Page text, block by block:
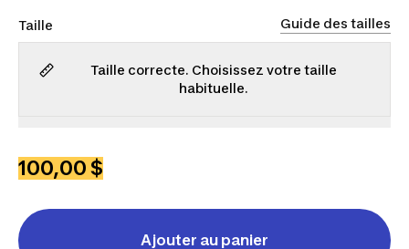
Taille Guide des tailles
Taille correcte. Choisissez votre taille
habituelle.
100,00 $
Ajouter au panier